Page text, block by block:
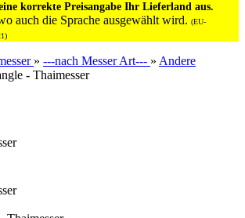
korrekte Preisangabe Ihr Lieferland aus.
auch die Sprache ausgewählt wird. (EU-
» ---nach Messer Art--- » Andere
- Thaimesser